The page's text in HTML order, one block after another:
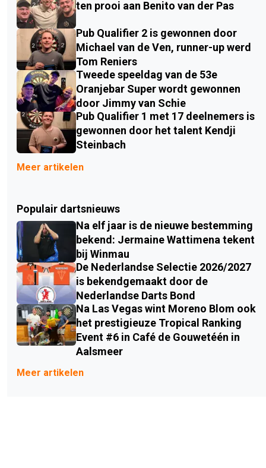
ten prooi aan Benito van der Pas
Pub Qualifier 2 is gewonnen door
Michael van de Ven, runner-up werd
Tom Reniers
Tweede speeldag van de 53e
Oranjebar Super wordt gewonnen
door Jimmy van Schie
Pub Qualifier 1 met 17 deelnemers is
gewonnen door het talent Kendji
Steinbach
Meer artikelen
Populair dartsnieuws
Na elf jaar is de nieuwe bestemming
bekend: Jermaine Wattimena tekent
bij Winmau
De Nederlandse Selectie 2026/2027
is bekendgemaakt door de
Nederlandse Darts Bond
Na Las Vegas wint Moreno Blom ook
het prestigieuze Tropical Ranking
Event #6 in Café de Gouwetéén in
Aalsmeer
Meer artikelen